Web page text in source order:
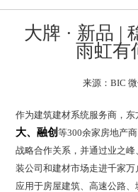
大牌 · 新品 |
雨虹有
来源：BIC
作为建筑建材系统服务商，
大、融创等300余家房地产
战略合作关系，并通过业之
装公司和建材市场走进千家
应用于房屋建筑、高速公路、